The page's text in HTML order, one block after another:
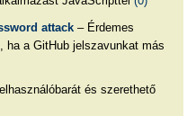
attack– Érdemes
a GitHub jelszavunkat más
és szerethető